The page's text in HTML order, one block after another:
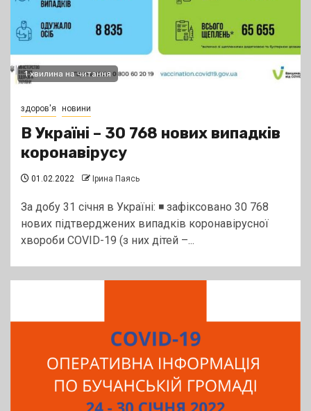
1 хвилина на читання
здоров'я новини
В Україні – 30 768 нових випадків
коронавірусу
01.02.2022 Ірина Паясь
За добу 31 січня в Україні: ◾ зафіксовано 30 768
нових підтверджених випадків коронавірусної
хвороби COVID-19 (з них дітей –...